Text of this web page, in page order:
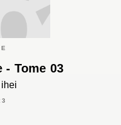
- Tome 03